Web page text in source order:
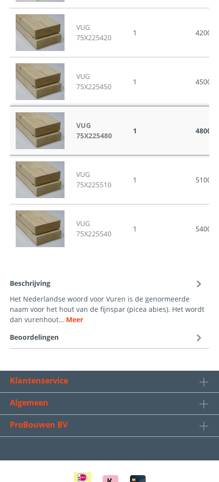
VUG
75X225420
1 4200
VUG
75X225450
1 4500
VUG
75X225480
1 4800
VUG
75X225510
1 5100
VUG
75X225540
1 5400
Beschrijving
Het Nederlandse woord voor Vuren is de genormeerde
naam voor het hout van de fijnspar (picea abies). Het wordt
dan vurenhout… Meer
Beoordelingen
Klantenservice
Algemeen
ProBouwen BV